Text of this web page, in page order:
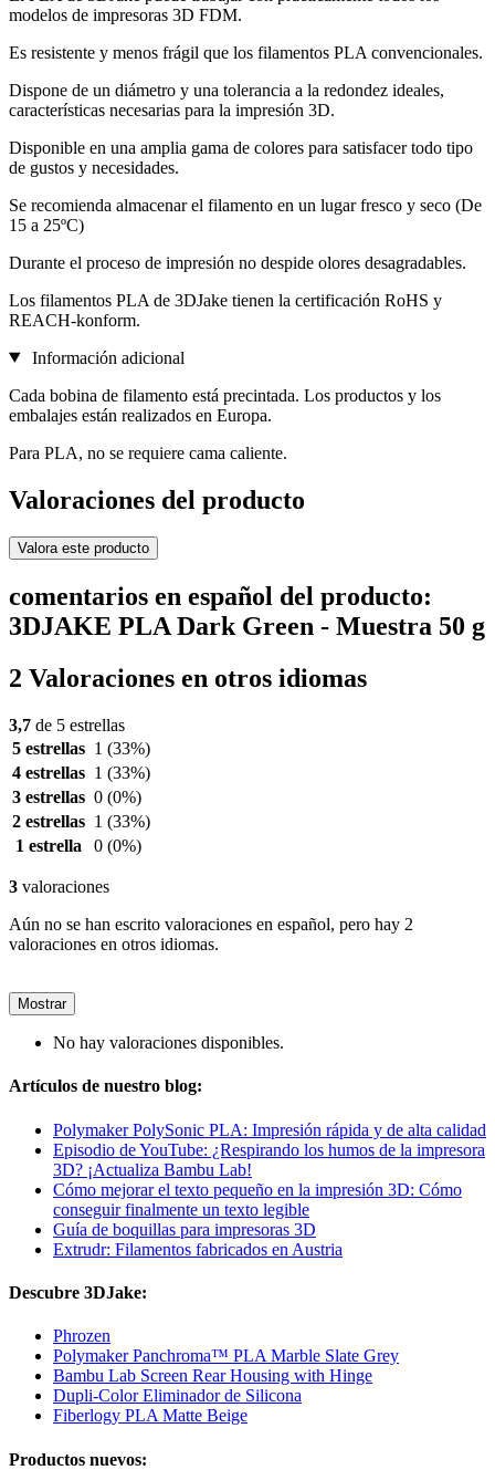
modelos de impresoras 3D FDM.
Es resistente y menos frágil que los filamentos PLA convencionales.
Dispone de un diámetro y una tolerancia a la redondez ideales,
características necesarias para la impresión 3D.
Disponible en una amplia gama de colores para satisfacer todo tipo
de gustos y necesidades.
Se recomienda almacenar el filamento en un lugar fresco y seco (De
15 a 25ºC)
Durante el proceso de impresión no despide olores desagradables.
Los filamentos PLA de 3DJake tienen la certificación RoHS y
REACH-konform.
Información adicional
Cada bobina de filamento está precintada. Los productos y los
embalajes están realizados en Europa.
Para PLA, no se requiere cama caliente.
Valoraciones del producto
Valora este producto
comentarios en español del producto:
3DJAKE PLA Dark Green - Muestra 50 g
2 Valoraciones en otros idiomas
3,7 de 5 estrellas
5 estrellas 1 (33%)
4 estrellas 1 (33%)
3 estrellas 0 (0%)
2 estrellas 1 (33%)
1 estrella
0 (0%)
3 valoraciones
Aún no se han escrito valoraciones en español, pero hay 2
valoraciones en otros idiomas.
Mostrar
No hay valoraciones disponibles.
Artículos de nuestro blog:
Polymaker PolySonic PLA: Impresión rápida y de alta calidad
Episodio de YouTube: ¿Respirando los humos de la impresora
3D? ¡Actualiza Bambu Lab!
Cómo mejorar el texto pequeño en la impresión 3D: Cómo
conseguir finalmente un texto legible
Guía de boquillas para impresoras 3D
Extrudr: Filamentos fabricados en Austria
Descubre 3DJake:
Phrozen
Polymaker Panchroma™ PLA Marble Slate Grey
Bambu Lab Screen Rear Housing with Hinge
Dupli-Color Eliminador de Silicona
Fiberlogy PLA Matte Beige
Productos nuevos: